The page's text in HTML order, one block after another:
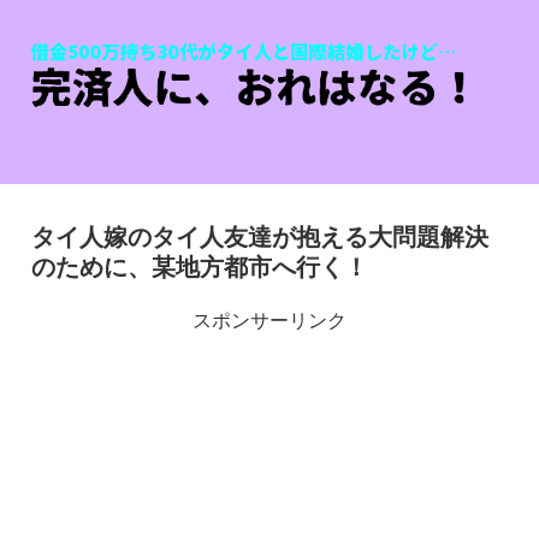
タイ人嫁のタイ人友達が抱える大問題解決
のために、某地方都市へ行く！
スポンサーリンク